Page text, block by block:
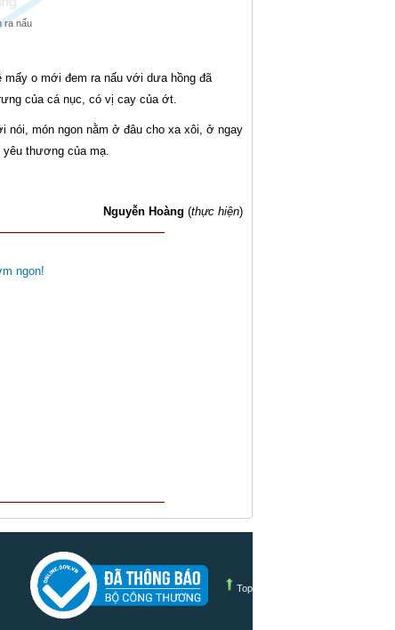
ra nấu
o mới đem ra nấu với dưa hồng đã
của cá nục, có vị cay của ớt.
nói, món ngon nằm ở đâu cho xa xôi, ở ngay
yêu thương của mạ.
Nguyễn Hoàng (thực hiện)
ngon!
Top